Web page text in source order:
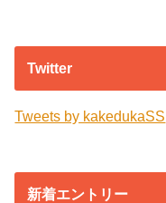
Twitter
Tweets by kakedukaSS
新着エントリー